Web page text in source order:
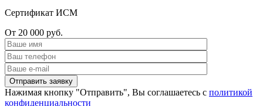
Сертификат ИСМ
От 20 000 руб.
Нажимая кнопку "Отправить", Вы соглашаетесь с политикой
конфиденциальности